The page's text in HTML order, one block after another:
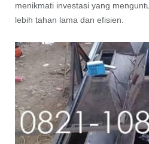
menikmati investasi yang
lebih tahan lama dan efisien.